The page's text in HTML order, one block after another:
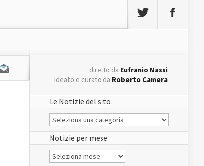
diretto da Eufranio Massi
ideato e curato da Roberto Camera
Le Notizie del sito
Le
Notizie
del
sito
Notizie per mese
Notizie
per